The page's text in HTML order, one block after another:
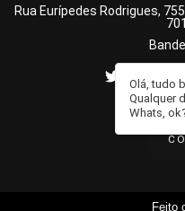
Rua Eurípedes Rodrigues,
Olá, tudo
Qualquer
Whats,
Feito